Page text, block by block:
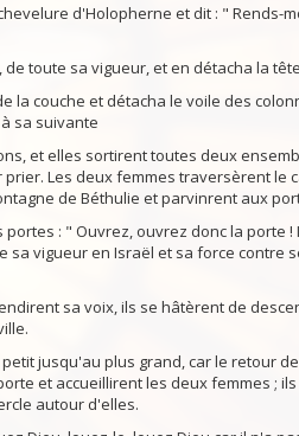
d'Holopherne et dit : " Rends-
toute sa vigueur, et en détacha la
la couche et détacha le voile des
sa suivante
et elles sortirent toutes deux
Les deux femmes traversèrent le
de Béthulie et parvinrent aux
: " Ouvrez, ouvrez donc la porte !
sa vigueur en Israël et sa force contre
sa voix, ils se hâtèrent de
jusqu'au plus grand, car le retour
et accueillirent les deux femmes ;
autour d'elles.